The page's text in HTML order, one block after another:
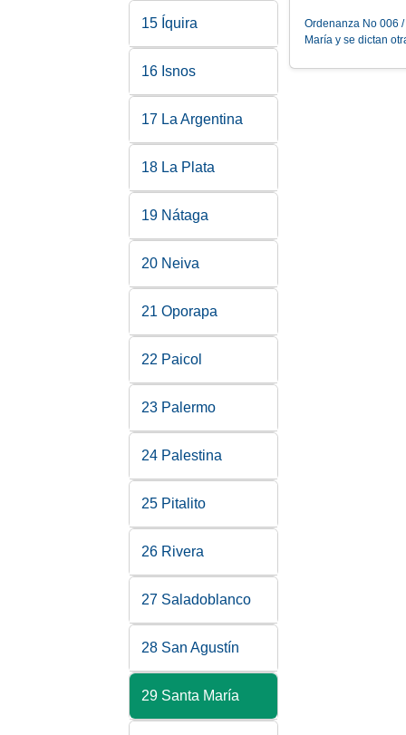
15 Íquira
16 Isnos
17 La Argentina
18 La Plata
19 Nátaga
20 Neiva
21 Oporapa
22 Paicol
23 Palermo
24 Palestina
25 Pitalito
26 Rivera
27 Saladoblanco
28 San Agustín
29 Santa María
Ordenanza No 006
María y se dictan